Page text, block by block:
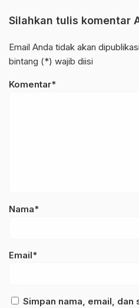
Silahkan tulis komentar
Email Anda tidak akan
bintang (*) wajib diisi
Komentar*
Nama*
Email*
Simpan nama, email, dan